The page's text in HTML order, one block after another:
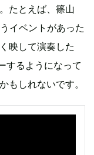
たとえば、篠山
イベントがあった
映して演奏した
するようになって
もしれないです。